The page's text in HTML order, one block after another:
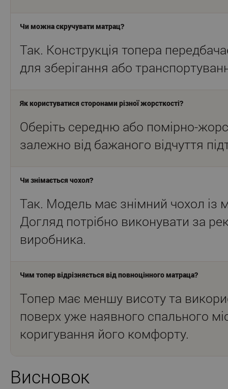
Чи можна скручувати матрац?
Так. Конструкція топера
для зберігання або
Як користуватися сторонами різної жорсткості?
Оберіть середню або помірно-
залежно від бажаного відчуття
Чи знімається чохол?
Так. Модель має знімний чохол із
Догляд потрібно виконувати за
виробника.
Чим топер відрізняється від повноцінного матраца?
Топер має меншу висоту та
поверх уже наявного спального
коригування його комфорту.
Висновок